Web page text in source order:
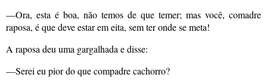
—Ora, esta é boa, não temos de que temer; mas você, comadre
raposa, é que deve estar em eita, sem ter onde se meta!
A raposa deu uma gargalhada e disse:
—Serei eu pior do que compadre cachorro?